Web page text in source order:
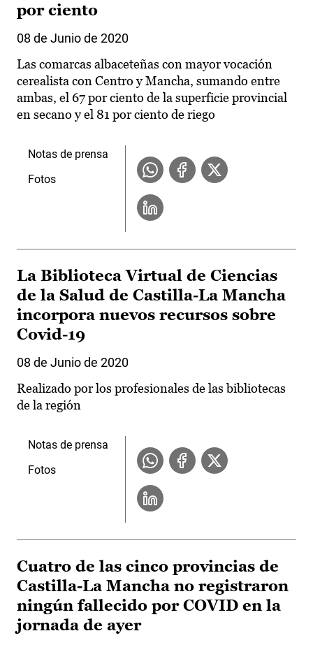
por ciento
08 de Junio de 2020
Las comarcas albaceteñas con mayor vocación
cerealista con Centro y Mancha, sumando entre
ambas, el 67 por ciento de la superficie provincial
en secano y el 81 por ciento de riego
Notas de prensa
Fotos
La Biblioteca Virtual de Ciencias
de la Salud de Castilla-La Mancha
incorpora nuevos recursos sobre
Covid-19
08 de Junio de 2020
Realizado por los profesionales de las bibliotecas
de la región
Notas de prensa
Fotos
Cuatro de las cinco provincias de
Castilla-La Mancha no registraron
ningún fallecido por COVID en la
jornada de ayer